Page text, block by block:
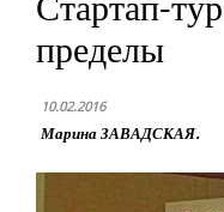
пределы
10.02.2016
Марина ЗАВАДСКАЯ.